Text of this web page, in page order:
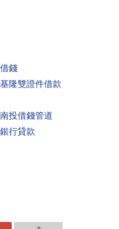
錢
隆雙證件借款
投借錢管道
行貸款